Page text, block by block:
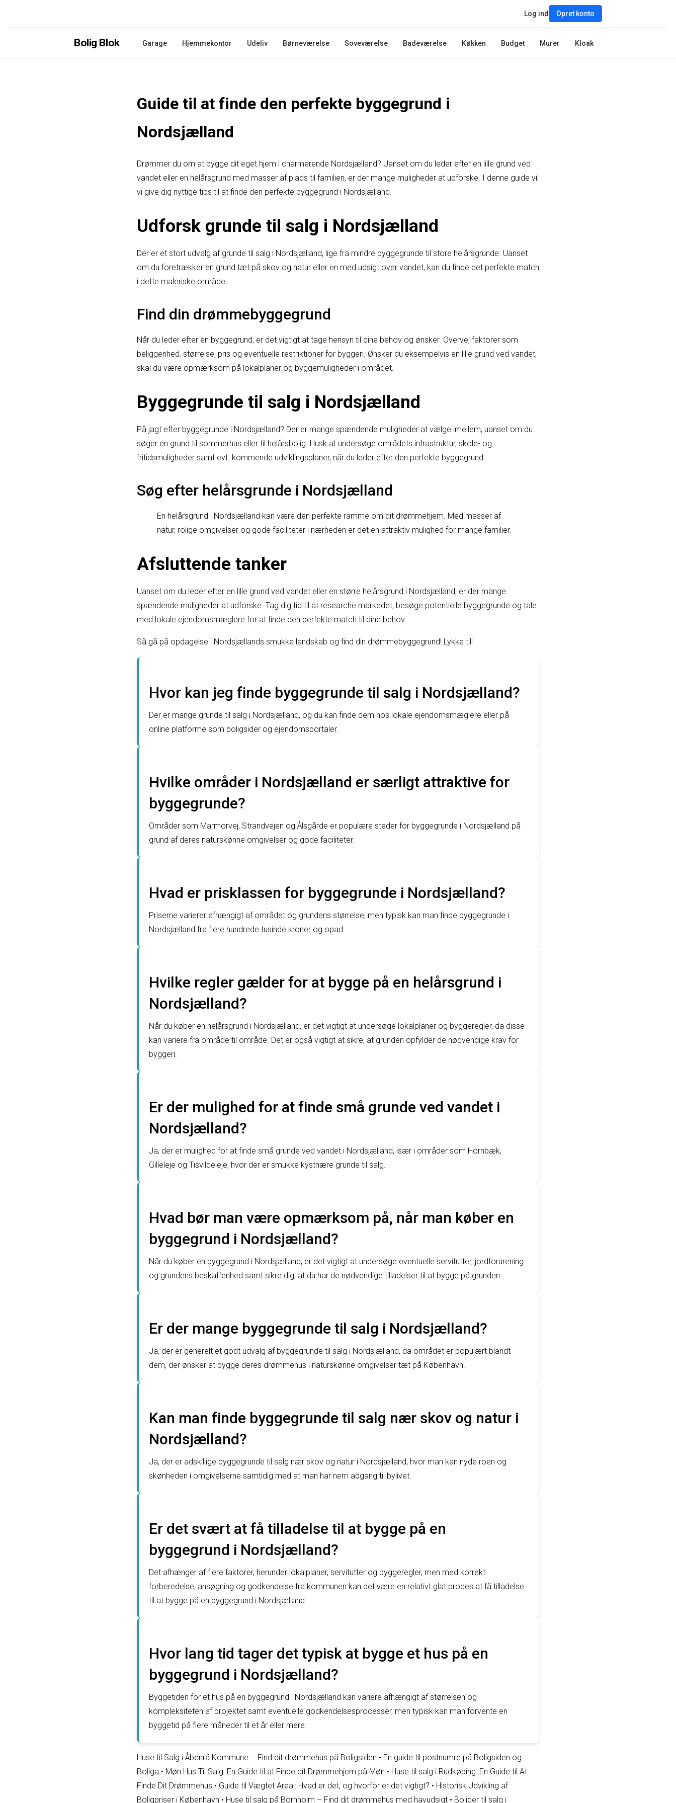
Bolig Blok Garage Hjemmekontor Udeliv Børneværelse Soveværelse Badeværelse Køkken Budget Murer Kloak
Log ind Opret konto
Guide til at finde den perfekte byggegrund i
Nordsjælland
Drømmer du om at bygge dit eget hjem i charmerende Nordsjælland? Uanset om du leder efter en lille grund ved
vandet eller en helårsgrund med masser af plads til familien, er der mange muligheder at udforske. I denne guide vil
vi give dig nyttige tips til at finde den perfekte byggegrund i Nordsjælland.
Udforsk grunde til salg i Nordsjælland
Der er et stort udvalg af grunde til salg i Nordsjælland, lige fra mindre byggegrunde til store helårsgrunde. Uanset
om du foretrækker en grund tæt på skov og natur eller en med udsigt over vandet, kan du finde det perfekte match
i dette maleriske område.
Find din drømmebyggegrund
Når du leder efter en byggegrund, er det vigtigt at tage hensyn til dine behov og ønsker. Overvej faktorer som
beliggenhed, størrelse, pris og eventuelle restriktioner for byggeri. Ønsker du eksempelvis en lille grund ved vandet,
skal du være opmærksom på lokalplaner og byggemuligheder i området.
Byggegrunde til salg i Nordsjælland
På jagt efter byggegrunde i Nordsjælland? Der er mange spændende muligheder at vælge imellem, uanset om du
søger en grund til sommerhus eller til helårsbolig. Husk at undersøge områdets infrastruktur, skole- og
fritidsmuligheder samt evt. kommende udviklingsplaner, når du leder efter den perfekte byggegrund.
Søg efter helårsgrunde i Nordsjælland
En helårsgrund i Nordsjælland kan være den perfekte ramme om dit drømmehjem. Med masser af
natur, rolige omgivelser og gode faciliteter i nærheden er det en attraktiv mulighed for mange familier.
Afsluttende tanker
Uanset om du leder efter en lille grund ved vandet eller en større helårsgrund i Nordsjælland, er der mange
spændende muligheder at udforske. Tag dig tid til at researche markedet, besøge potentielle byggegrunde og tale
med lokale ejendomsmæglere for at finde den perfekte match til dine behov.
Så gå på opdagelse i Nordsjællands smukke landskab og find din drømmebyggegrund! Lykke til!
Hvor kan jeg finde byggegrunde til salg i Nordsjælland?
Der er mange grunde til salg i Nordsjælland, og du kan finde dem hos lokale ejendomsmæglere eller på
online platforme som boligsider og ejendomsportaler.
Hvilke områder i Nordsjælland er særligt attraktive for
byggegrunde?
Områder som Marmorvej, Strandvejen og Ålsgårde er populære steder for byggegrunde i Nordsjælland på
grund af deres naturskønne omgivelser og gode faciliteter.
Hvad er prisklassen for byggegrunde i Nordsjælland?
Priserne varierer afhængigt af området og grundens størrelse, men typisk kan man finde byggegrunde i
Nordsjælland fra flere hundrede tusinde kroner og opad.
Hvilke regler gælder for at bygge på en helårsgrund i
Nordsjælland?
Når du køber en helårsgrund i Nordsjælland, er det vigtigt at undersøge lokalplaner og byggeregler, da disse
kan variere fra område til område. Det er også vigtigt at sikre, at grunden opfylder de nødvendige krav for
byggeri.
Er der mulighed for at finde små grunde ved vandet i
Nordsjælland?
Ja, der er mulighed for at finde små grunde ved vandet i Nordsjælland, især i områder som Hornbæk,
Gilleleje og Tisvildeleje, hvor der er smukke kystnære grunde til salg.
Hvad bør man være opmærksom på, når man køber en
byggegrund i Nordsjælland?
Når du køber en byggegrund i Nordsjælland, er det vigtigt at undersøge eventuelle servitutter, jordforurening
og grundens beskaffenhed samt sikre dig, at du har de nødvendige tilladelser til at bygge på grunden.
Er der mange byggegrunde til salg i Nordsjælland?
Ja, der er generelt et godt udvalg af byggegrunde til salg i Nordsjælland, da området er populært blandt
dem, der ønsker at bygge deres drømmehus i naturskønne omgivelser tæt på København.
Kan man finde byggegrunde til salg nær skov og natur i
Nordsjælland?
Ja, der er adskillige byggegrunde til salg nær skov og natur i Nordsjælland, hvor man kan nyde roen og
skønheden i omgivelserne samtidig med at man har nem adgang til bylivet.
Er det svært at få tilladelse til at bygge på en
byggegrund i Nordsjælland?
Det afhænger af flere faktorer, herunder lokalplaner, servitutter og byggeregler, men med korrekt
forberedelse, ansøgning og godkendelse fra kommunen kan det være en relativt glat proces at få tilladelse
til at bygge på en byggegrund i Nordsjælland.
Hvor lang tid tager det typisk at bygge et hus på en
byggegrund i Nordsjælland?
Byggetiden for et hus på en byggegrund i Nordsjælland kan variere afhængigt af størrelsen og
kompleksiteten af projektet samt eventuelle godkendelsesprocesser, men typisk kan man forvente en
byggetid på flere måneder til et år eller mere.
Huse til Salg i Åbenrå Kommune – Find dit drømmehus på Boligsiden • En guide til postnumre på Boligsiden og
Boliga • Møn Hus Til Salg: En Guide til at Finde dit Drømmehjem på Møn • Huse til salg i Rudkøbing: En Guide til At
Finde Dit Drømmehus • Guide til Vægtet Areal: Hvad er det, og hvorfor er det vigtigt? • Historisk Udvikling af
Boligpriser i København • Huse til salg på Bornholm – Find dit drømmehus med havudsigt • Boliger til salg i